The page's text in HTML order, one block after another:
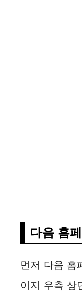
다음 홈
먼저 다음 홈
이지 우측 상